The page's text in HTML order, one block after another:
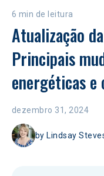
6 min de leitura
Atualização
Principais
energéticas e
dezembro 31, 2024
by Lindsay